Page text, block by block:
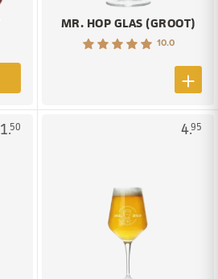
MR. HOP GLAS (GROOT)
10.0
1.50 4.95